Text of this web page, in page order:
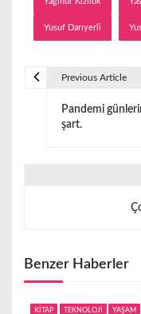
Yusuf Darıyerli
z
Previous Article
Pandemi
şart.
Benzer Haberler
KİTAP TEKNOLOJİ YAŞAM